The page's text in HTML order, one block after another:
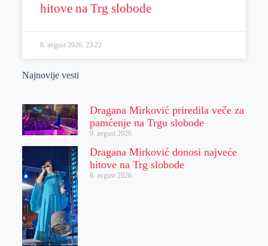
hitove na Trg slobode
8. avgust 2026. 23:22
Najnovije vesti
Dragana Mirković priredila veče za
pamćenje na Trgu slobode
9. avgust 2026.
Dragana Mirković donosi najveće
hitove na Trg slobode
8. avgust 2026.